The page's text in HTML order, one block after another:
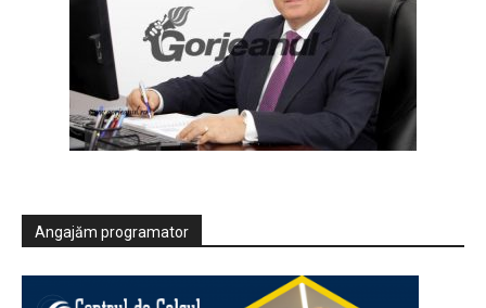
Angajăm programator